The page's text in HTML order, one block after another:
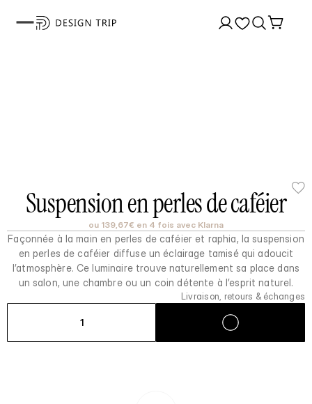
Suspension en perles de caféier
ou 139,67€ en 4 fois avec Klarna
Façonnée à la main en perles de caféier et raphia, la suspension
en perles de caféier diffuse un éclairage tamisé qui adoucit
l’atmosphère. Ce luminaire trouve naturellement sa place dans
un salon, une chambre ou un coin détente à l’esprit naturel.
Livraison, retours & échanges
1